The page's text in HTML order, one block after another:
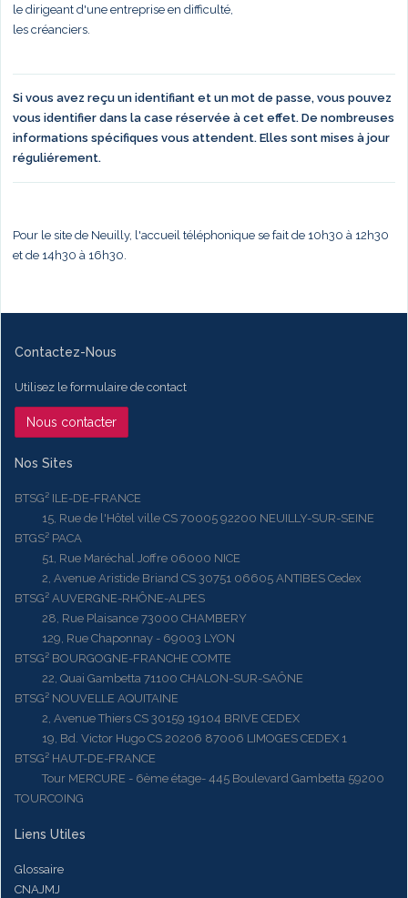
le dirigeant d'une entreprise en difficulté,
les créanciers.
Si vous avez reçu un identifiant et un mot de passe, vous pouvez
vous identifier dans la case réservée à cet effet. De nombreuses
informations spécifiques vous attendent. Elles sont mises à jour
réguliérement.
Pour le site de Neuilly, l'accueil téléphonique se fait de 10h30 à 12h30
et de 14h30 à 16h30.
Contactez-Nous
Utilisez le formulaire de contact
Nous contacter
Nos Sites
BTSG² ILE-DE-FRANCE
15, Rue de l'Hôtel ville CS 70005 92200 NEUILLY-SUR-SEINE
BTGS² PACA
51, Rue Maréchal Joffre 06000 NICE
2, Avenue Aristide Briand CS 30751 06605 ANTIBES Cedex
BTSG² AUVERGNE-RHÔNE-ALPES
28, Rue Plaisance 73000 CHAMBERY
129, Rue Chaponnay - 69003 LYON
BTSG² BOURGOGNE-FRANCHE COMTE
22, Quai Gambetta 71100 CHALON-SUR-SAÔNE
BTSG² NOUVELLE AQUITAINE
2, Avenue Thiers CS 30159 19104 BRIVE CEDEX
19, Bd. Victor Hugo CS 20206 87006 LIMOGES CEDEX 1
BTSG² HAUT-DE-FRANCE
Tour MERCURE - 6ème étage- 445 Boulevard Gambetta 59200
TOURCOING
Liens Utiles
Glossaire
CNAJMJ